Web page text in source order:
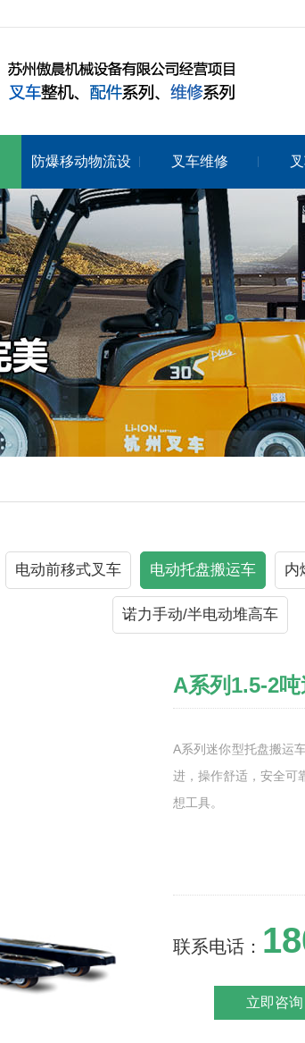
防爆移动物流设 叉车维修
电动前移式叉车 电动托盘搬运车 内
诺力手动/半电动堆高车
A系列1.5-2
A系列迷你型托盘搬运
进，操作舒适，安全可
想工具。
联系电话：
立即咨询